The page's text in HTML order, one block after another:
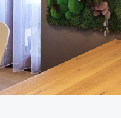
a údržba exteriérů